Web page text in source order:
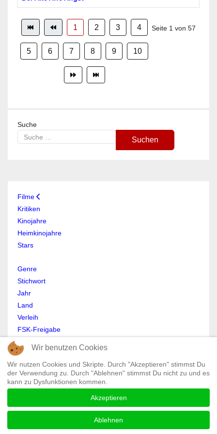
Seite 1 von 57
1 2 3 4
5 6 7 8 9 10
Suche
Type 2 or more characters for results.
Suchen
Filme
Kritiken
Kinojahre
Heimkinojahre
Stars
Genre
Stichwort
Jahr
Land
Verleih
FSK-Freigabe
Abmelden
Mein Profil
Registrieren
All Rights reserved © Moviewolf 2026
Impressum
Wir benutzen Cookies
Wir nutzen Cookies und Skripte. Durch "Akzeptieren" stimmst Du
der Verwendung zu. Durch "Ablehnen" stimmst Du nicht zu und es
kann zu Dysfunktionen kommen.
Akzeptieren
Ablehnen